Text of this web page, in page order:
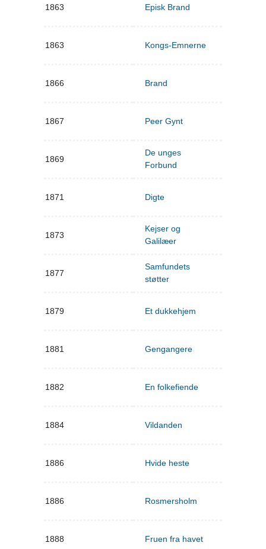
1863 Episk Brand
1863 Kongs-Emnerne
1866 Brand
1867 Peer Gynt
1869
De unges
Forbund
1871 Digte
1873
Kejser og
Galilæer
1877
Samfundets
støtter
1879 Et dukkehjem
1881 Gengangere
1882 En folkefiende
1884 Vildanden
1886 Hvide heste
1886 Rosmersholm
1888 Fruen fra havet